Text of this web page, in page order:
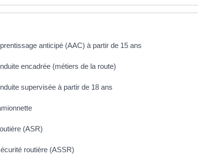
anticipé (AAC) à partir de 15 ans
encadrée (métiers de la route)
supervisée à partir de 18 ans
(ASR)
routière (ASSR)